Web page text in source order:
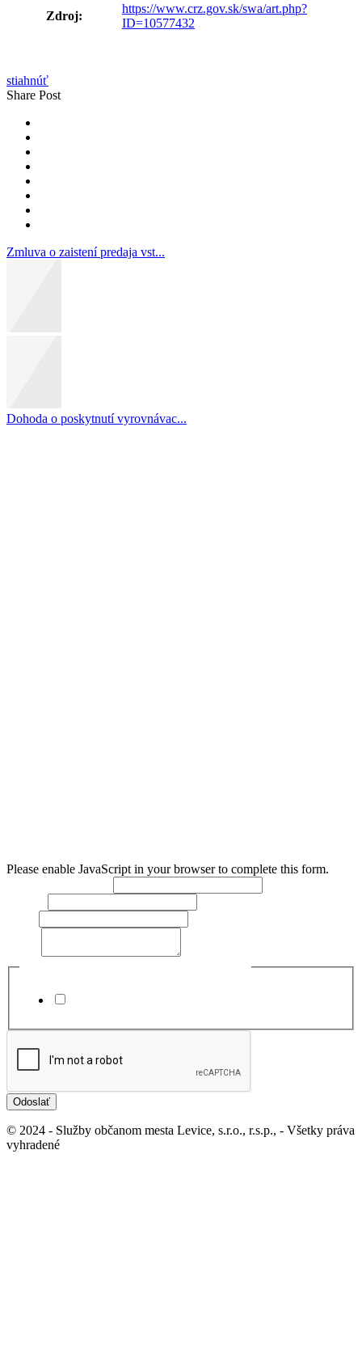
Zdroj:
https://www.crz.gov.sk/swa/art.php?
ID=10577432
stiahnúť
Share Post
Zmluva o zaistení predaja vst...
Dohoda o poskytnutí vyrovnávac...
Please enable JavaScript in your browser to complete this form.
Odoslať
© 2024 - Služby občanom mesta Levice, s.r.o., r.s.p., - Všetky práva
vyhradené